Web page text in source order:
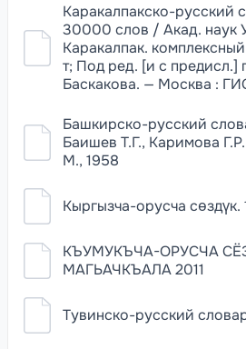
Каракалпакско-русский
30000 слов / Акад. наук
Каракалпак.
т; Под ред. [и с предисл.]
Баскакова. — Москва :
Башкирско-русский
Баишев Т.Г., Каримова
М., 1958
Кыргызча-орусча сөздүк.
КЪУМУКЪЧА-ОРУСЧА
МАГЬАЧКЪАЛА 2011
Тувинско-русский